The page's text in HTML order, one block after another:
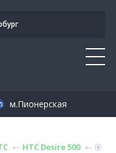
м.Пионерская
HTC Desire 500